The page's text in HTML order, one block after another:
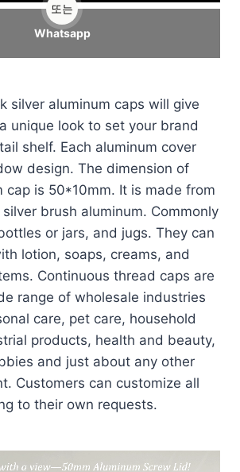
또는
Whatsapp
silver aluminum caps will give
unique look to set your brand
shelf. Each aluminum cover
design. The dimension of
cap is 50*10mm. It is made from
brush aluminum. Commonly
or jars, and jugs. They can
lotion, soaps, creams, and
Continuous thread caps are
range of wholesale industries
care, pet care, household
products, health and beauty,
and just about any other
Customers can customize all
to their own requests.